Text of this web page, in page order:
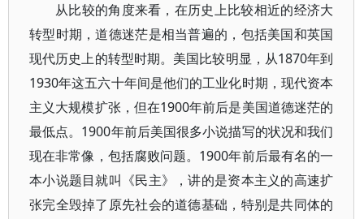
从比较的角度来看，在历史上比较相近的经济大
转型时期，道德迷茫是相当普遍的，包括美国和英国
现代历史上的转型时期。美国比较明显，从1870年到
1930年这五六十年间是他们的工业化时期，现代资本
主义大规模扩张，但在1900年前后是美国道德迷茫的
最低点。1900年前后美国很多小说描写的状况和我们
现在非常像，包括腐败问题。1900年前后最有名的一
本小说题目就叫《民主》，讲的是资本主义的高速扩
张完全毁掉了原先社会的道德基础，特别是共同体的